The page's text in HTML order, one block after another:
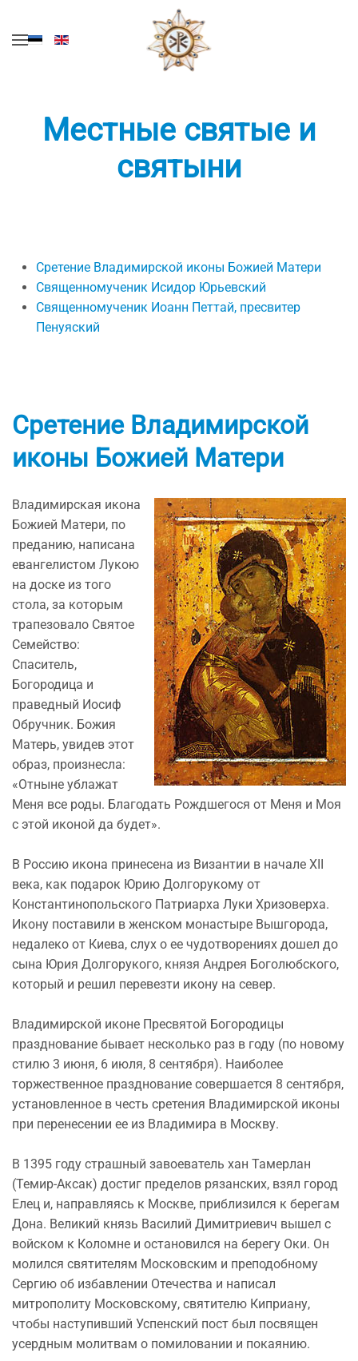
Перейти к содержимому
Местные святые и
святыни
Сретение Владимирской иконы Божией Матери
Священномученик Исидор Юрьевский
Священномученик Иоанн Петтай, пресвитер
Пенуяский
Сретение Владимирской
иконы Божией Матери
Владимирская икона
Божией Матери, по
преданию, написана
евангелистом Лукою
на доске из того
стола, за которым
трапезовало Святое
Семейство:
Спаситель,
Богородица и
праведный Иосиф
Обручник. Божия
Матерь, увидев этот
образ, произнесла:
«Отныне ублажат
Меня все роды. Благодать Рождшегося от Меня и Моя
с этой иконой да будет».
В Россию икона принесена из Византии в начале XII
века, как подарок Юрию Долгорукому от
Константинопольского Патриарха Луки Хризоверха.
Икону поставили в женском монастыре Вышгорода,
недалеко от Киева, слух о ее чудотворениях дошел до
сына Юрия Долгорукого, князя Андрея Боголюбского,
который и решил перевезти икону на север.
Владимирской иконе Пресвятой Богородицы
празднование бывает несколько раз в году (по новому
стилю 3 июня, 6 июля, 8 сентября). Наиболее
торжественное празднование совершается 8 сентября,
установленное в честь сретения Владимирской иконы
при перенесении ее из Владимира в Москву.
В 1395 году страшный завоеватель хан Тамерлан
(Темир-Аксак) достиг пределов рязанских, взял город
Елец и, направляясь к Москве, приблизился к берегам
Дона. Великий князь Василий Димитриевич вышел с
войском к Коломне и остановился на берегу Оки. Он
молился святителям Московским и преподобному
Сергию об избавлении Отечества и написал
митрополиту Московскому, святителю Киприану,
чтобы наступивший Успенский пост был посвящен
усердным молитвам о помиловании и покаянию.